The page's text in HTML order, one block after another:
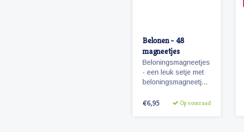
Belonen - 48
magneetjes
Beloningsmagneetjes
- een leuk setje met
beloningsmagneetjes
jongens als meisjes.
€6,95 Op voorraad